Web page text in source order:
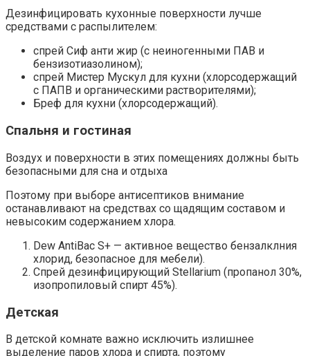
Дезинфицировать кухонные поверхности лучше
средствами с распылителем:
спрей Сиф анти жир (с неиногенными ПАВ и
бензизотиазолином);
спрей Мистер Мускул для кухни (хлорсодержащий
с ПАПВ и органическими растворителями);
Бреф для кухни (хлорсодержащий).
Спальня и гостиная
Воздух и поверхности в этих помещениях должны быть
безопасными для сна и отдыха
Поэтому при выборе антисептиков внимание
останавливают на средствах со щадящим составом и
невысоким содержанием хлора.
Dew AntiBac S+ — активное вещество бензалклния
хлорид, безопасное для мебели).
Спрей дезинфицирующий Stellarium (пропанол 30%,
изопропиловый спирт 45%).
Детская
В детской комнате важно исключить излишнее
выделение паров хлора и спирта, поэтому